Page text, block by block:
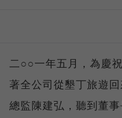
二○○一年五月，為慶
著全公司從墾丁旅遊
總監陳建弘，聽到董